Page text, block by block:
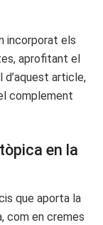
incorporat els
aprofitant el
article,
complement
en la
que aporta la
com en cremes